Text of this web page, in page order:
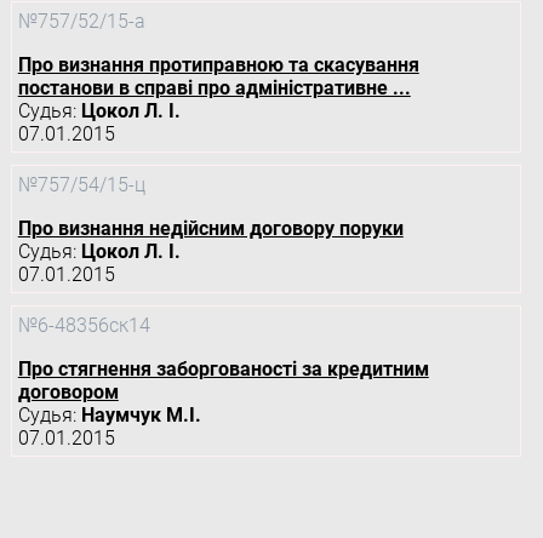
№757/52/15-а
Про визнання протиправною та скасування
постанови в справі про адміністративне ...
Судья: Цокол Л. І.
07.01.2015
№757/54/15-ц
Про визнання недійсним договору поруки
Судья: Цокол Л. І.
07.01.2015
№6-48356ск14
Про стягнення заборгованості за кредитним
договором
Судья: Наумчук М.І.
07.01.2015